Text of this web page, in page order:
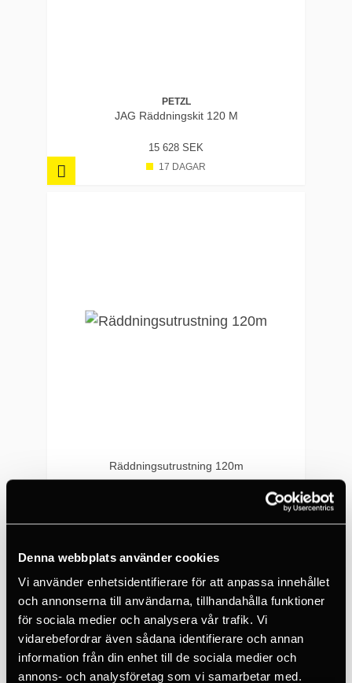
Denna webbplats använder cookies
Vi använder enhetsidentifierare för att anpassa innehållet
och annonserna till användarna, tillhandahålla funktioner
för sociala medier och analysera vår trafik. Vi
vidarebefordrar även sådana identifierare och annan
information från din enhet till de sociala medier och
annons- och analysföretag som vi samarbetar med.
PETZL
JAG Räddningskit 120 M
15 628 SEK
17 DAGAR
Räddningsutrustning 120m